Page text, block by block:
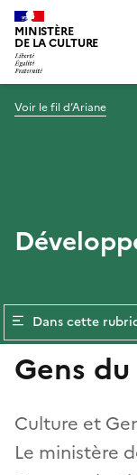
MINISTÈRE
DE LA CULTURE
Voir le fil d’Ariane
Dans cette
Gens
Culture et
Le ministère